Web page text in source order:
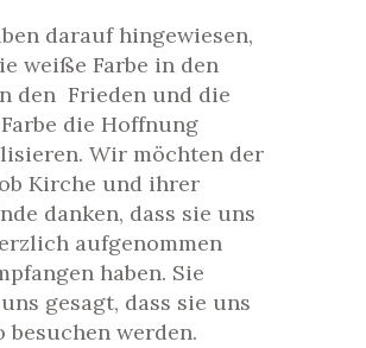
darauf hingewiesen,
weiße Farbe in den
den Frieden und die
die Hoffnung
Wir möchten der
Kirche und ihrer
danken, dass sie uns
aufgenommen
haben. Sie
gesagt, dass sie uns
besuchen werden.